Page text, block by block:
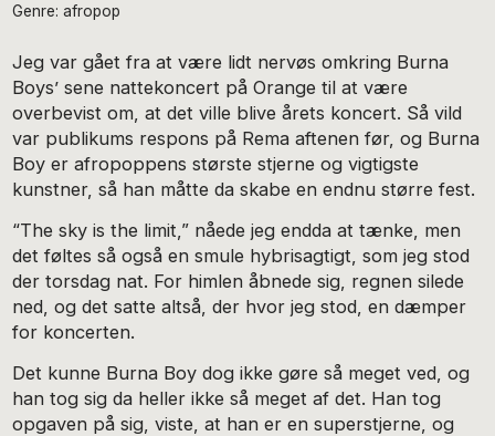
Genre: afropop
Jeg var gået fra at være lidt nervøs omkring Burna
Boys’ sene nattekoncert på Orange til at være
overbevist om, at det ville blive årets koncert. Så vild
var publikums respons på Rema aftenen før, og Burna
Boy er afropoppens største stjerne og vigtigste
kunstner, så han måtte da skabe en endnu større fest.
“The sky is the limit,” nåede jeg endda at tænke, men
det føltes så også en smule hybrisagtigt, som jeg stod
der torsdag nat. For himlen åbnede sig, regnen silede
ned, og det satte altså, der hvor jeg stod, en dæmper
for koncerten.
Det kunne Burna Boy dog ikke gøre så meget ved, og
han tog sig da heller ikke så meget af det. Han tog
opgaven på sig, viste, at han er en superstjerne, og